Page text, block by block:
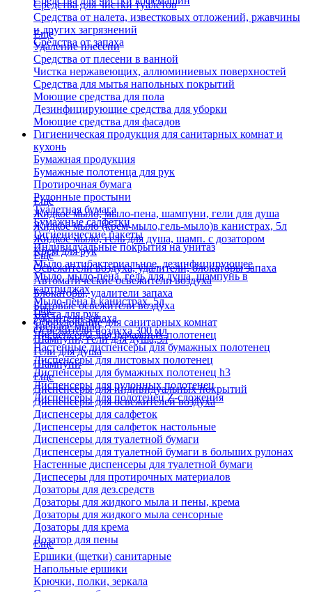
Средства для чистки туалетов
Средства от налета, известковых отложений, ржавчины
и других загрязнений
Средства от запаха
Еще
Удаление плесени
Средства от плесени в ванной
Чистка нержавеющих, аллюминиевых поверхностей
Средства для мытья напольных покрытий
Моющие средства для пола
Дезинфицирующие средства для уборки
Моющие средства для фасадов
Гигиеническая продукция для санитарных комнат и
кухонь
Бумажная продукция
Бумажные полотенца для рук
Протирочная бумага
Рулонные простыни
Туалетная бумага
Бумажные салфетки
Гигиенические пакеты
Индивидуальные покрытия на унитаз
Еще
Жидкое мыло, мыло-пена, шампуни, гели для душа
Жидкое мыло (крем-мыло,гель-мыло)в канистрах, 5л
Жидкое мыло, гель для душа, шамп. с дозатором
Крем для рук
Мыло антибактериальное, дезинфицирующее
Мыло, мыло-пена, гель для душа, шампунь в
картриджах
Мыло-пена в канистрах, 5л
Паста для рук
Твердое мыло
Шампуни, гели для душа,5л
Гели для душа
Шампуни
Еще
Освежители воздуха, удалители, блокаторы запаха
Автоматические освежители воздуха
Блокаторы, удалители запаха
Бытовые освежители воздуха
Удалители запаха
Освежители воздуха 300 мл
Еще
Оборудование для санитарных комнат
Диспенсеры для бумажных полотенец
Настенные диспенсеры для бумажных полотенец
Диспенсеры для листовых полотенец
Диспенсеры для бумажных полотенец h3
Диспенсеры для рулонных полотенец
Диспенсеры для полотенец Z-сложения
Еще
Диспенсеры для индивидуальных покрытий
Диспенсеры для освежителей воздуха
Диспенсеры для салфеток
Диспенсеры для салфеток настольные
Диспенсеры для туалетной бумаги
Диспенсеры для туалетной бумаги в больших рулонах
Настенные диспенсеры для туалетной бумаги
Диспесеры для протирочных материалов
Дозаторы для дез.средств
Дозаторы для жидкого мыла и пены, крема
Дозаторы для жидкого мыла сенсорные
Дозаторы для крема
Дозатор для пены
Еще
Ершики (щетки) санитарные
Напольные ершики
Крючки, полки, зеркала